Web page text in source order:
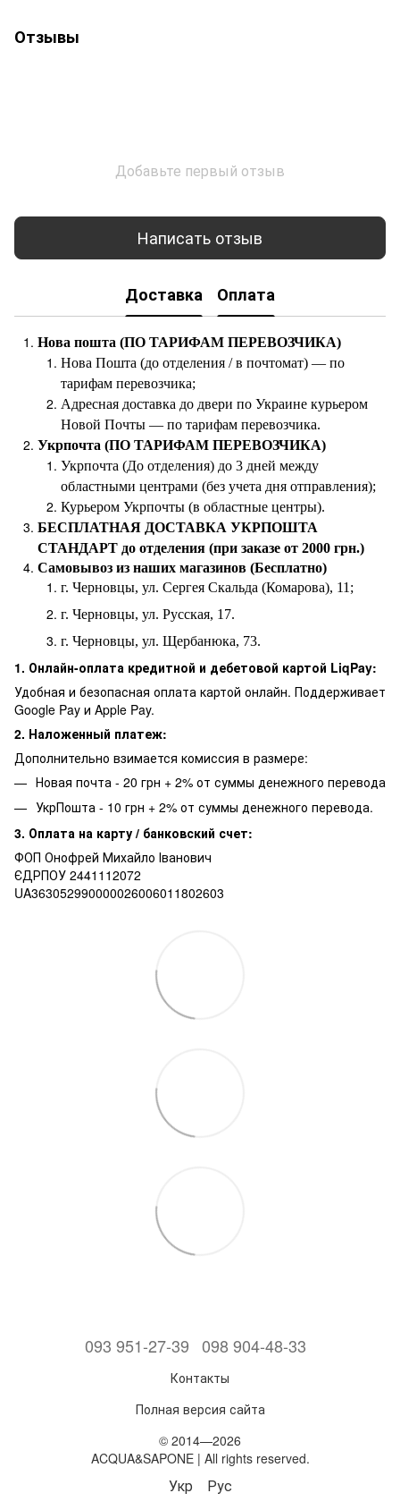
Отзывы
Добавьте первый отзыв
Написать отзыв
Доставка Оплата
Нова пошта (ПО ТАРИФАМ ПЕРЕВОЗЧИКА)
Нова Пошта (до отделения / в почтомат) — по
тарифам перевозчика;
Адресная доставка до двери по Украине курьером
Новой Почты — по тарифам перевозчика.
Укрпочта (ПО ТАРИФАМ ПЕРЕВОЗЧИКА)
Укрпочта (До отделения) до 3 дней между
областными центрами (без учета дня отправления);
Курьером Укрпочты (в областные центры).
БЕСПЛАТНАЯ ДОСТАВКА УКРПОШТА
СТАНДАРТ до отделения (при заказе от 2000 грн.)
Самовывоз из наших магазинов (Бесплатно)
г. Черновцы, ул. Сергея Скальда (Комарова), 11;
г. Черновцы, ул. Русская, 17.
г. Черновцы, ул. Щербанюка, 73.
1. Онлайн-оплата кредитной и дебетовой картой LiqPay:
Удобная и безопасная оплата картой онлайн. Поддерживает
Google Pay и Apple Pay.
2. Наложенный платеж:
Дополнительно взимается комиссия в размере:
Новая почта - 20 грн + 2% от суммы денежного перевода
УкрПошта - 10 грн + 2% от суммы денежного перевода.
3. Оплата на карту / банковский счет:
ФОП Онофрей Михайло Іванович
ЄДРПОУ 2441112072
UA363052990000026006011802603
093 951-27-39 098 904-48-33
Контакты
Полная версия сайта
© 2014—2026
ACQUA&SAPONE | All rights reserved.
Укр Рус